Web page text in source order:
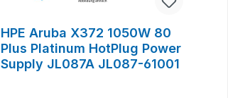
HPE Aruba X372 1050W 80
Plus Platinum HotPlug Power
Supply JL087A JL087-61001